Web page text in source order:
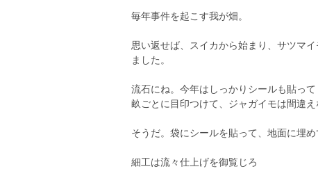
毎年事件を起こす我が畑。
思い返せば、スイカから始まり、サツマ
ました。
流石にね。今年はしっかりシールも貼って
畝ごとに目印つけて、ジャガイモは間違え
そうだ。袋にシールを貼って、地面に埋
細工は流々仕上げを御覧じろ